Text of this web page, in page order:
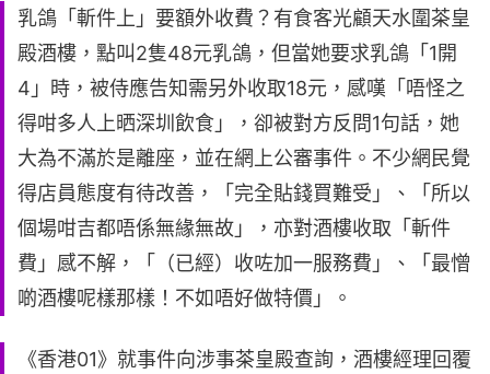
乳鴿「斬件上」要額外收費？有食客光顧天水圍茶皇
殿酒樓，點叫2隻48元乳鴿，但當她要求乳鴿「1開
4」時，被侍應告知需另外收取18元，感嘆「唔怪之
得咁多人上晒深圳飲食」，卻被對方反問1句話，她
大為不滿於是離座，並在網上公審事件。不少網民覺
得店員態度有待改善，「完全貼錢買難受」、「所以
個場咁吉都唔係無緣無故」，亦對酒樓收取「斬件
費」感不解，「（已經）收咗加一服務費」、「最憎
啲酒樓呢樣那樣！不如唔好做特價」。
《香港01》就事件向涉事茶皇殿查詢，酒樓經理回覆